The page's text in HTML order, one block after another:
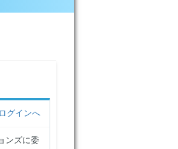
グインへ
ンズに委